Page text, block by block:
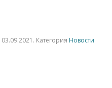
03.09.2021 . Категория Новости